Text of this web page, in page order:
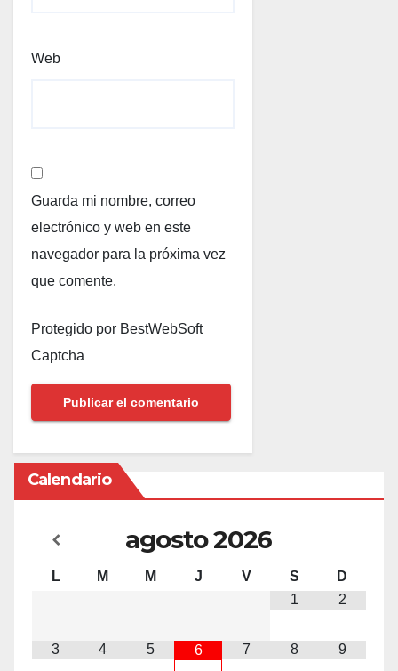
Web
Guarda mi nombre, correo
electrónico y web en este
navegador para la próxima vez
que comente.
Protegido por BestWebSoft
Captcha
Calendario
agosto2026
L M M J V S
D
1
2
3 4 5 6 7 8 9